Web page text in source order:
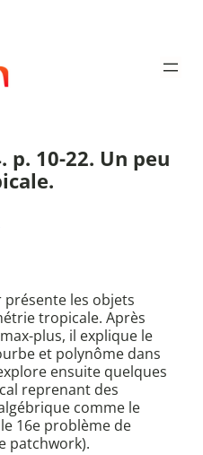
p. 10-22. Un peu
les objets
tropicale. Après
plus, il explique le
et polynôme dans
ensuite quelques
reprenant des
comme le
16e problème de
patchwork).